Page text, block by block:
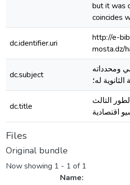
but it was
coincides
dc.identifier.uri
http://e-
dc.subject
ومحدداته
له؛
dc.title
التالث
اقتصادية
Files
Original bundle
Now showing 1 - 1 of 1
Name: